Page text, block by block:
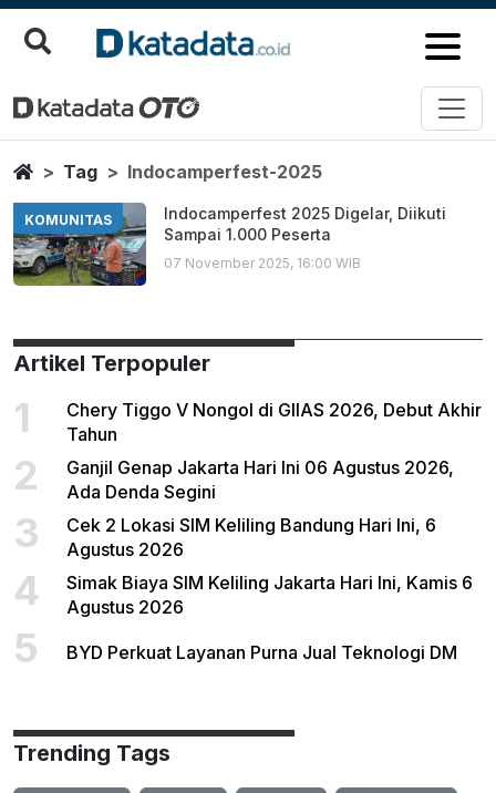
Indocamperfest 2025
Berita Terbaru
HomeTag Indocamperfest-2025
KOMUNITAS
Indocamperfest 2025 Digelar, Diikuti
Sampai 1.000 Peserta
07 November 2025, 16:00 WIB
Artikel Terpopuler
1
Chery Tiggo V Nongol di GIIAS 2026, Debut Akhir
Tahun
2
Ganjil Genap Jakarta Hari Ini 06 Agustus 2026,
Ada Denda Segini
3
Cek 2 Lokasi SIM Keliling Bandung Hari Ini, 6
Agustus 2026
4
Simak Biaya SIM Keliling Jakarta Hari Ini, Kamis 6
Agustus 2026
5 BYD Perkuat Layanan Purna Jual Teknologi DM
Trending Tags